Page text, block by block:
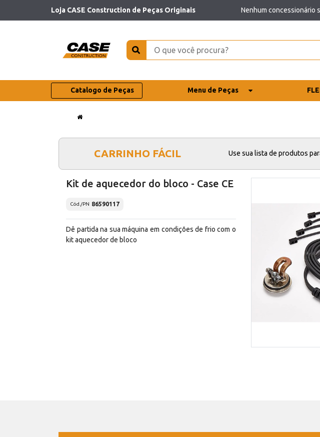
Loja CASE Construction de Peças Originais Nenhum concessionário
Catalogo de Peças Menu de Peças
CARRINHO FÁCIL Use sua lista de produtos
Kit de aquecedor do bloco - Case CE
Cód./PN 86590117
Dê partida na sua máquina em condições de frio com o
kit aquecedor de bloco